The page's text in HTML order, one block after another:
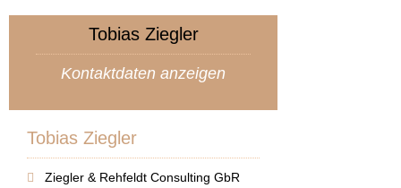
Tobias Ziegler
Kontaktdaten anzeigen
Tobias Ziegler
Ziegler & Rehfeldt Consulting GbR